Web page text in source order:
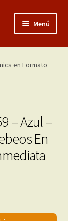
Menú
el
– Azul –
En